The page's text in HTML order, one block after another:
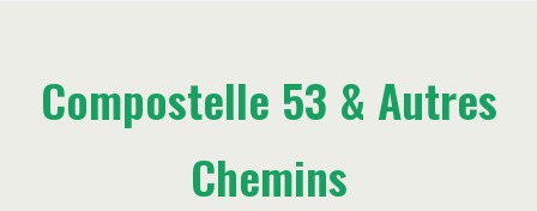
Compostelle 53 & Autres
Chemins